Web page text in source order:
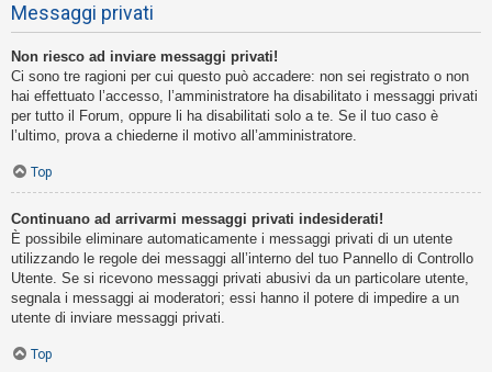
Messaggi privati
Non riesco ad inviare messaggi privati!
Ci sono tre ragioni per cui questo può accadere: non sei registrato o non
hai effettuato l’accesso, l’amministratore ha disabilitato i messaggi privati
per tutto il Forum, oppure li ha disabilitati solo a te. Se il tuo caso è
l’ultimo, prova a chiederne il motivo all’amministratore.
Top
Continuano ad arrivarmi messaggi privati indesiderati!
È possibile eliminare automaticamente i messaggi privati ​​di un utente
utilizzando le regole dei messaggi all’interno del tuo Pannello di Controllo
Utente. Se si ricevono messaggi privati ​​abusivi da un particolare utente,
segnala i messaggi ai moderatori; essi hanno il potere di impedire a un
utente di inviare messaggi privati​​.
Top